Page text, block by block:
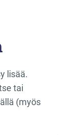
lisää.
tai
(myös